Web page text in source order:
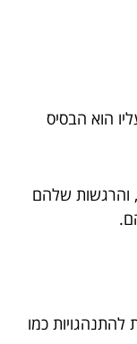
הוא הבסיס
והרגשות שלהם
להתנהגויות כמו